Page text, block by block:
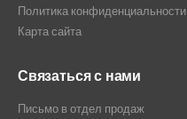
Политика конфиденциальности
Карта сайта
Связаться с нами
Письмо в отдел продаж